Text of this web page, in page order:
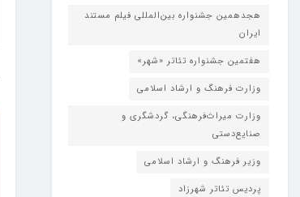
هجدهمین جشنواره بین‌المللی فیلم مستند
ایران
هفتمین جشنواره تئاتر «شهر»
وزارت فرهنگ و ارشاد اسلامی
وزارت میراث‌فرهنگی، گردشگری و
صنایع‌دستی
وزیر فرهنگ و ارشاد اسلامی
پردیس تئاتر شهرزاد